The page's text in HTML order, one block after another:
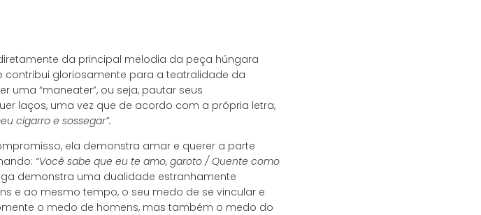
da principal melodia da peça húngara
contribui gloriosamente para a teatralidade da
uma “maneater”, ou seja, pautar seus
laços, uma vez que de acordo com a própria letra,
cigarro e sossegar”.
ela demonstra amar e querer a parte
“Você sabe que eu te amo, garoto / Quente como
demonstra uma dualidade estranhamente
e ao mesmo tempo, o seu medo de se vincular e
o medo de homens, mas também o medo do